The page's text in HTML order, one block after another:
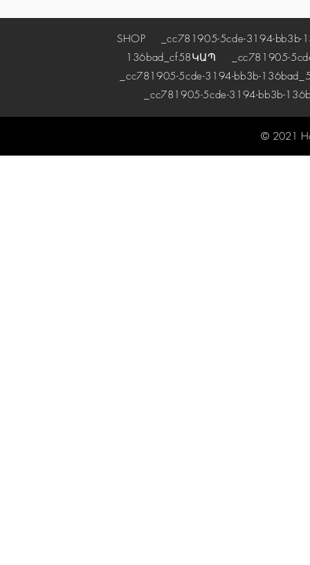
SHOP
_cc781905-5cde-3194-bb3b-
136bad_cf58ԿԱՊ _cc781905-
_cc781905-5cde-3194-bb3b-
_cc781905-5cde-3194-bb3b-
© 2021